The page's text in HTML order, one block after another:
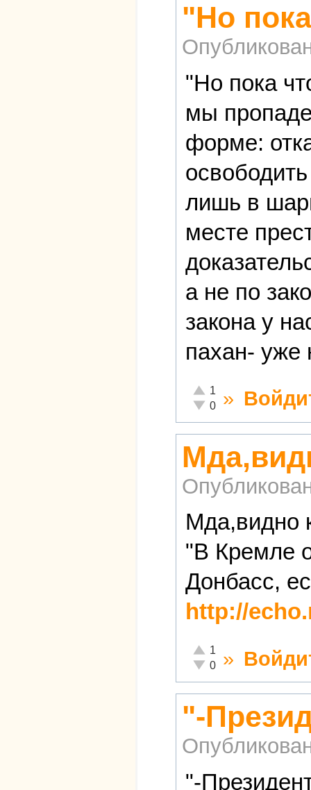
"Но
"Но пока
мы
форме:
лишь в
месте
а не по
закона у
пахан- уже
Отлично!
1
Неадекватно!
0 »
Мда,видно
"В Кремле
Донбасс,
http://
Отлично!
1
Неадекватно!
0 »
"-
"-